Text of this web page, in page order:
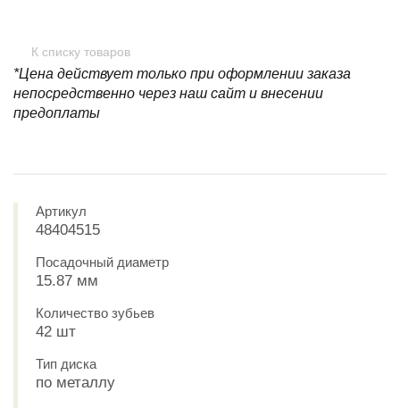
К списку товаров
*Цена действует только при оформлении заказа
непосредственно через наш сайт и внесении
предоплаты
Артикул
48404515
Посадочный диаметр
15.87 мм
Количество зубьев
42 шт
Тип диска
по металлу